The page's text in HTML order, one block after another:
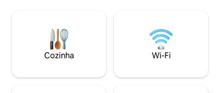
perfeito para
pequenas.
estilo de vida
praia. Bem-vindo
Cozinha Wi-Fi